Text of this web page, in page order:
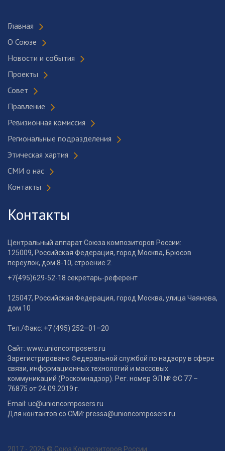
Главная
О Союзе
Новости и события
Проекты
Совет
Правление
Ревизионная комиссия
Региональные подразделения
Этическая хартия
СМИ о нас
Контакты
Контакты
Центральный аппарат Союза композиторов России:
125009, Российская Федерация, город Москва, Брюсов
переулок, дом 8-10, строение 2.
+7(495)629-52-18 секретарь-референт
125047, Российская Федерация, город Москва, улица Чаянова,
дом 10
Тел./Факс: +7 (495) 252–01–20
Сайт: www.unioncomposers.ru
Зарегистрировано Федеральной службой по надзору в сфере
связи, информационных технологий и массовых
коммуникаций (Роскомнадзор). Рег. номер ЭЛ № ФС 77 –
76875 от 24.09.2019 г.
Email: uc@unioncomposers.ru
Для контактов со СМИ: pressa@unioncomposers.ru
2017 - 2026 © Союз Композиторов России